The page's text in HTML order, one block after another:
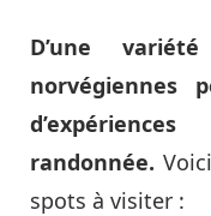
D’une
norvégiennes
randonnée.
spots à visiter :